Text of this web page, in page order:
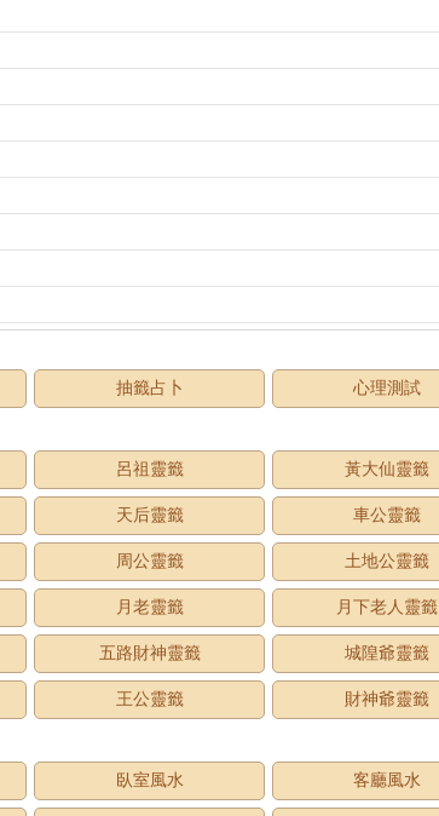
抽籤占卜 心理測試
呂祖靈籤 黃大仙靈籤
天后靈籤 車公靈籤
周公靈籤 土地公靈籤
月老靈籤 月下老人靈籤
五路財神靈籤 城隍爺靈籤
王公靈籤 財神爺靈籤
臥室風水 客廳風水